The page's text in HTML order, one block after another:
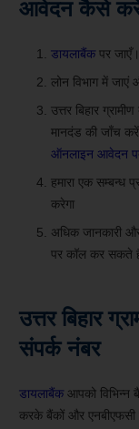
आवेदन कैसे
डायलाबैंक पर जाएँ।
लोन विभाग में
उत्तर बिहार
मानदंड की जाँच
ऑनलाइन आवेदन
हमारा एक सम्बन्ध
करेगा
अधिक जानकारी
पर कॉल कर सकते
उत्तर बिहार
संपर्क नंबर
डायलाबैंक आपको विभिन्न
करके बैंकों और एनबीएफसी